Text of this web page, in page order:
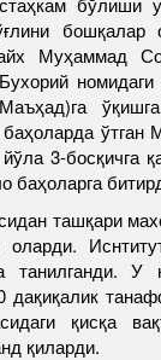
бошқалар
Муҳаммад
3-босқичга
баҳоларга
ташқари
танилганди. У
дақиқалик
қисқа
қиларди.